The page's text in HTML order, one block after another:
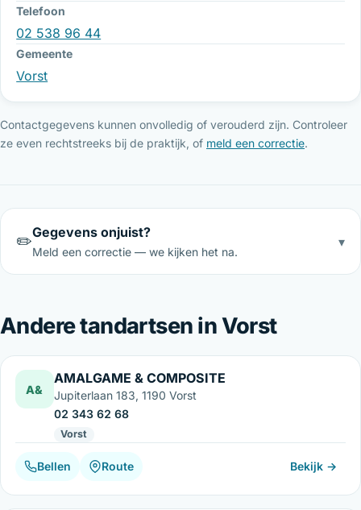
Telefoon
02 538 96 44
Gemeente
Vorst
Contactgegevens kunnen onvolledig of verouderd zijn. Controleer
ze even rechtstreeks bij de praktijk, of meld een correctie.
✏️Gegevens onjuist?
Meld een correctie — we kijken het na.
▾
Andere tandartsen in Vorst
A&
AMALGAME & COMPOSITE
Jupiterlaan 183, 1190 Vorst
02 343 62 68
Vorst
Bellen Route Bekijk →